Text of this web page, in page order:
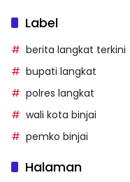
Label
berita langkat terkini
bupati langkat
polres langkat
wali kota binjai
pemko binjai
Halaman